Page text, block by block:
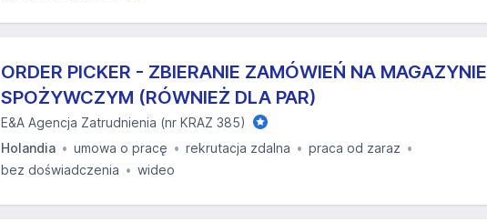
ORDER PICKER - ZBIERANIE ZAMÓWIEŃ NA MAGAZYNIE
SPOŻYWCZYM (RÓWNIEŻ DLA PAR)
E&A Agencja Zatrudnienia (nr KRAZ 385)
Holandia
umowa o pracę rekrutacja zdalna
praca od zaraz
bez doświadczenia
wideo